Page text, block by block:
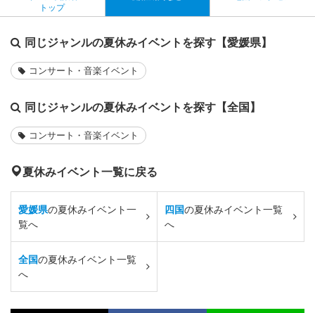
トップ
同じジャンルの夏休みイベントを探す【愛媛県】
コンサート・音楽イベント
同じジャンルの夏休みイベントを探す【全国】
コンサート・音楽イベント
夏休みイベント一覧に戻る
愛媛県の夏休みイベント一
覧へ
四国の夏休みイベント一覧
へ
全国の夏休みイベント一覧
へ